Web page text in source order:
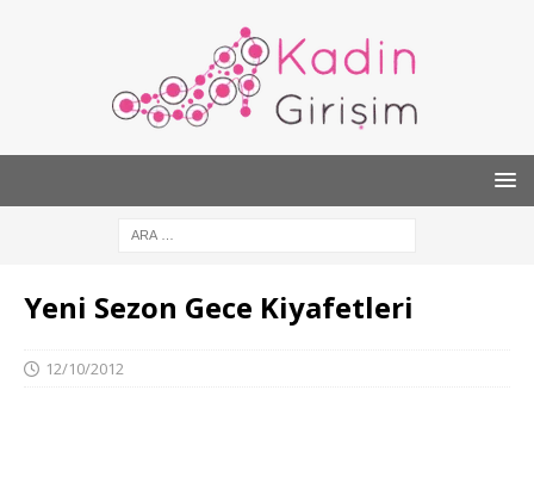
Yeni Sezon Gece Kiyafetleri
12/10/2012